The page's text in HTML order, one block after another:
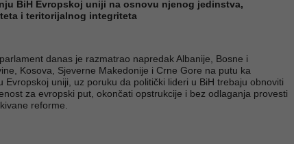
BiH Evropskoj uniji na osnovu njenog jedinstva,
i teritorijalnog integriteta
danas je razmatrao napredak Albanije, Bosne i
Kosova, Sjeverne Makedonije i Crne Gore na putu ka
Evropskoj uniji, uz poruku da politički lideri u BiH trebaju obnoviti
za evropski put, okončati opstrukcije i bez odlaganja provesti
reforme.